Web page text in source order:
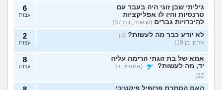
גיליתי שבן זוגי היה בעבר עם
טרנסיות והיו לו אפליקציות
להיכרויות גברים (שושנה, בת 37)
6
עצות
לא יודע כבר מה לעשות? (בן
אדם, בן 18)
2
עצות
אמא של בת זוגתי הרימה עליה
יד, מה לעשות?
(אנונימי, בן
22)
8
עצות
האם הסתרת פרופיל פיקטיבי